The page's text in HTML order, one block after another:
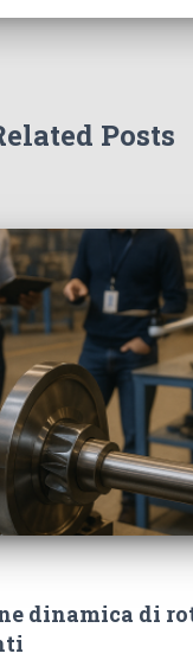
Posts
dinamica di